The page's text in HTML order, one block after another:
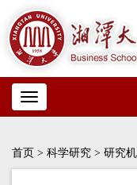
Toggle
navigation
首页 > 科学研究 > 研究